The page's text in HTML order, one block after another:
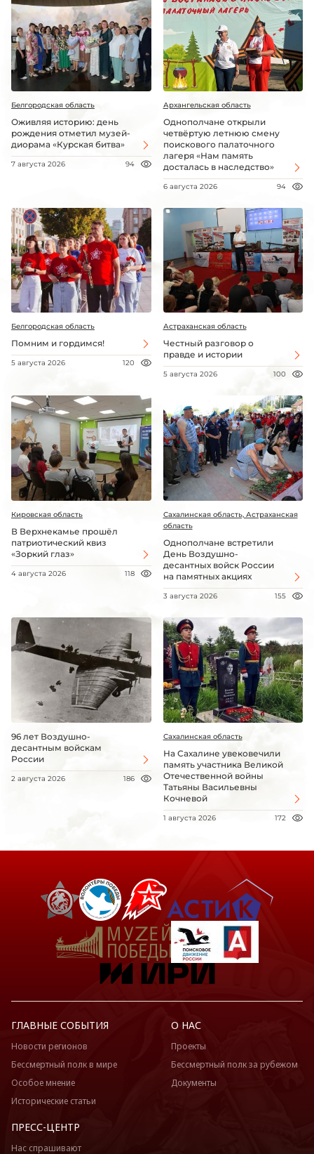
Белгородская область
Оживляя историю: день
рождения отметил музей-
диорама «Курская битва»
7 августа 2026 94
Архангельская область
Однополчане открыли
четвёртую летнюю смену
поискового палаточного
лагеря «Нам память
досталась в наследство»
6 августа 2026 94
Белгородская область
Помним и гордимся!
5 августа 2026 120
Астраханская область
Честный разговор о
правде и истории
5 августа 2026 100
Кировская область
В Верхнекамье прошёл
патриотический квиз
«Зоркий глаз»
4 августа 2026 118
Сахалинская область, Астраханская
область
Однополчане встретили
День Воздушно-
десантных войск России
на памятных акциях
3 августа 2026 155
96 лет Воздушно-
десантным войскам
России
2 августа 2026 186
Сахалинская область
На Сахалине увековечили
память участника Великой
Отечественной войны
Татьяны Васильевны
Кочневой
1 августа 2026 172
ГЛАВНЫЕ СОБЫТИЯ
Новости регионов
Бессмертный полк в мире
Особое мнение
Исторические статьи
О НАС
Проекты
Бессмертный полк за рубежом
Документы
ПРЕСС-ЦЕНТР
Нас спрашивают